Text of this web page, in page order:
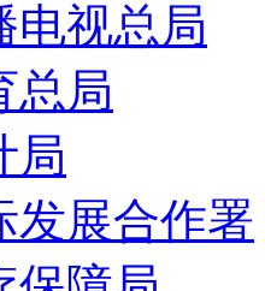
电视总局
总局
局
发展合作署